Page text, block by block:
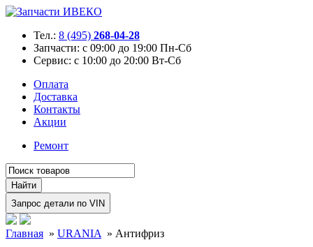
Тел.: 8 (495) 268-04-28
Запчасти: с 09:00 до 19:00 Пн-Сб
Сервис: с 10:00 до 20:00 Вт-Сб
Оплата
Доставка
Контакты
Акции
Ремонт
Главная » URANIA » Антифриз